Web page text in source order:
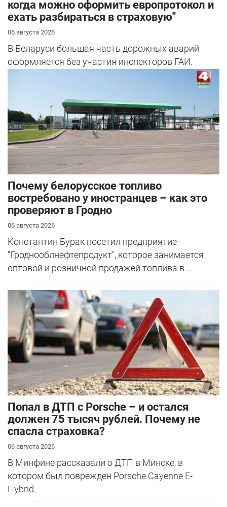
когда можно оформить европротокол и
ехать разбираться в страховую"
06 августа 2026
В Беларуси большая часть дорожных аварий
оформляется без участия инспекторов ГАИ.
Почему белорусское топливо
востребовано у иностранцев – как это
проверяют в Гродно
06 августа 2026
Константин Бурак посетил предприятие
"Гроднооблнефтепродукт", которое занимается
оптовой и розничной продажей топлива в ...
​Попал в ДТП с Porsche – и остался
должен 75 тысяч рублей. Почему не
спасла страховка?
06 августа 2026
В Минфине рассказали о ДТП в Минске, в
котором был поврежден Porsche Cayenne E-
Hybrid.